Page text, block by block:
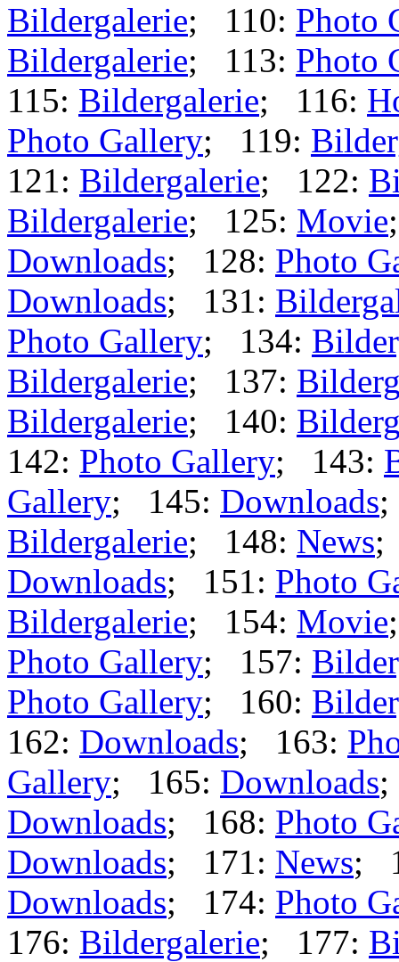
Bildergalerie; 110: Photo
Bildergalerie; 113: Photo
115: Bildergalerie; 116:
Photo Gallery; 119:
121: Bildergalerie; 122:
Bildergalerie; 125: Movie
Downloads; 128: Photo
Downloads; 131:
Photo Gallery; 134:
Bildergalerie; 137:
Bildergalerie; 140:
142: Photo Gallery; 143:
Gallery; 145: Downloads
Bildergalerie; 148: News;
Downloads; 151: Photo
Bildergalerie; 154: Movie
Photo Gallery; 157:
Photo Gallery; 160:
162: Downloads; 163:
Gallery; 165: Downloads
Downloads; 168: Photo
Downloads; 171: News;
Downloads; 174: Photo
176: Bildergalerie; 177: